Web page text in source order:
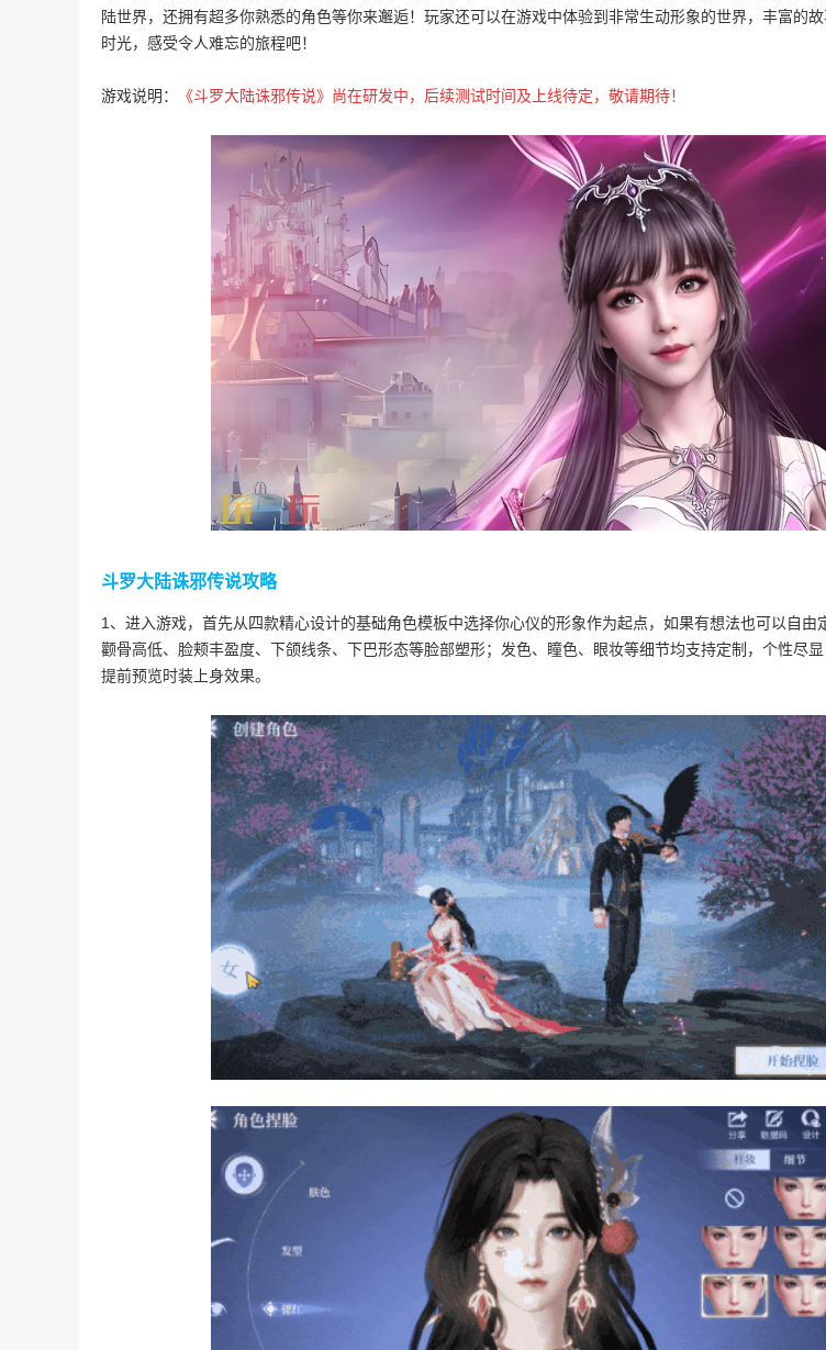
陆世界，还拥有超多你熟悉的角色等你来邂逅！玩家还可以在游戏中体验到非常生动形象的世界，丰富的
时光，感受令人难忘的旅程吧！
游戏说明： 《斗罗大陆诛邪传说》尚在研发中，后续测试时间及上线待定，敬请期待！
斗罗大陆诛邪传说攻略
1、进入游戏，首先从四款精心设计的基础角色模板中选择你心仪的形象作为起点，如果有想法也可以自由
颧骨高低、脸颊丰盈度、下颌线条、下巴形态等脸部塑形；发色、瞳色、眼妆等细节均支持定制，个性尽显
提前预览时装上身效果。